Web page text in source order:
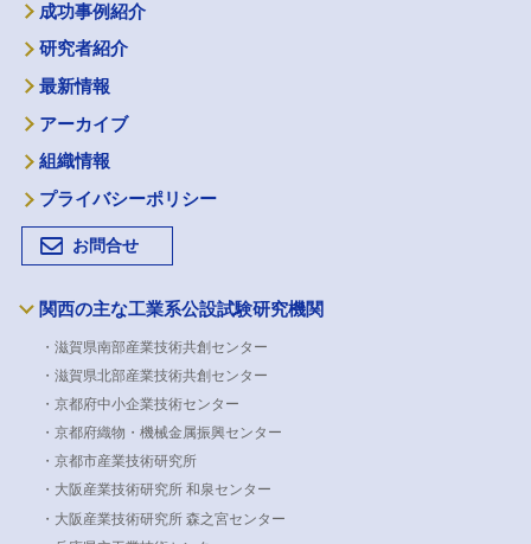
成功事例紹介
研究者紹介
最新情報
アーカイブ
組織情報
プライバシーポリシー
お問合せ
関西の主な工業系公設試験研究機関
・滋賀県南部産業技術共創センター
・滋賀県北部産業技術共創センター
・京都府中小企業技術センター
・京都府織物・機械金属振興センター
・京都市産業技術研究所
・大阪産業技術研究所 和泉センター
・大阪産業技術研究所 森之宮センター